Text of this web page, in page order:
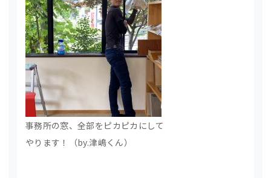
事務所の窓、全部をピカピカにして
やります！（by.津嶋くん）